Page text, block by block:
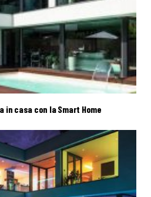
in casa con la Smart Home